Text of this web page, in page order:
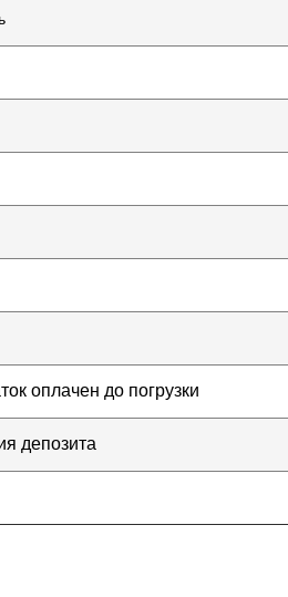
оплачен до погрузки
депозита